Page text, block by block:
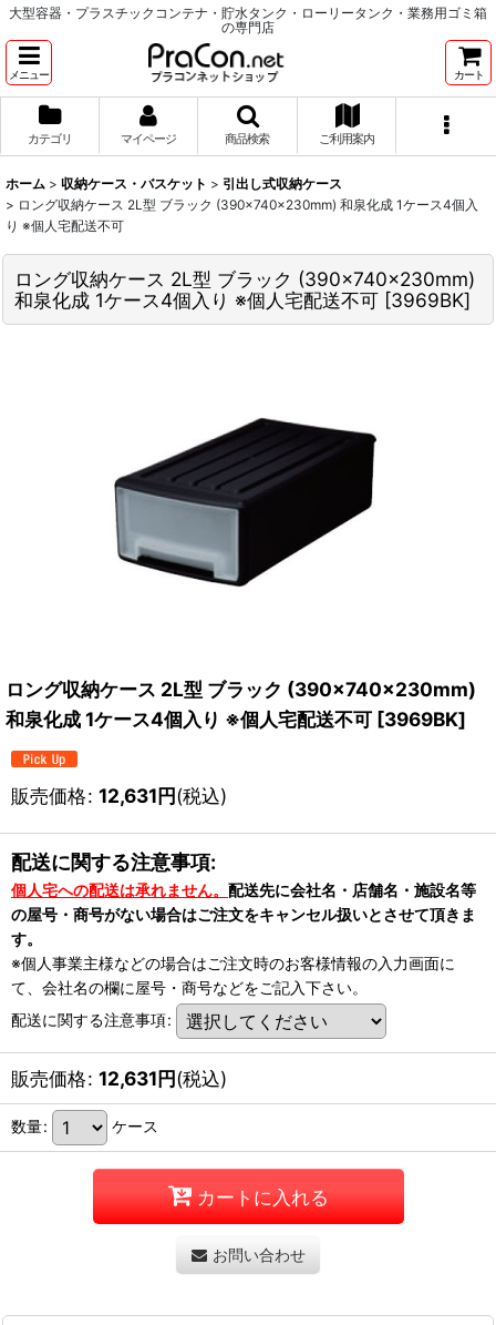
大型容器・プラスチックコンテナ・貯水タンク・ローリータンク・業務用ゴミ箱
の専門店
メニュー カート
カテゴリ マイページ 商品検索 ご利用案内
ホーム > 収納ケース・バスケット > 引出し式収納ケース
> ロング収納ケース 2L型 ブラック (390×740×230mm) 和泉化成 1ケース4個入
り ※個人宅配送不可
ロング収納ケース 2L型 ブラック (390×740×230mm)
和泉化成 1ケース4個入り ※個人宅配送不可 [3969BK]
ロング収納ケース 2L型 ブラック (390×740×230mm)
和泉化成 1ケース4個入り ※個人宅配送不可 [3969BK]
販売価格: 12,631円(税込)
配送に関する注意事項:
個人宅への配送は承れません。 配送先に会社名・店舗名・施設名等
の屋号・商号がない場合はご注文をキャンセル扱いとさせて頂きま
す。
※個人事業主様などの場合はご注文時のお客様情報の入力画面に
て、会社名の欄に屋号・商号などをご記入下さい。
配送に関する注意事項:
販売価格: 12,631円(税込)
数量: ケース
カートに入れる
お問い合わせ